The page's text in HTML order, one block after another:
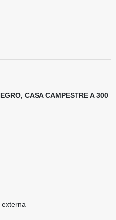
CASA CAMPESTRE A 300
externa